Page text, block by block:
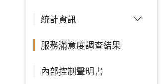
統計資訊
服務滿意度調查結果
內部控制聲明書